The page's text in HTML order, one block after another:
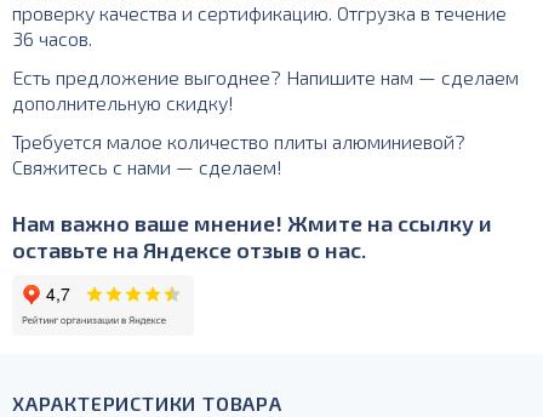
проверку качества и сертификацию. Отгрузка в течение
36 часов.
Есть предложение выгоднее? Напишите нам — сделаем
дополнительную скидку!
Требуется малое количество плиты алюминиевой?
Свяжитесь с нами — сделаем!
Нам важно ваше мнение! Жмите на ссылку и
оставьте на Яндексе отзыв о нас.
ХАРАКТЕРИСТИКИ ТОВАРА